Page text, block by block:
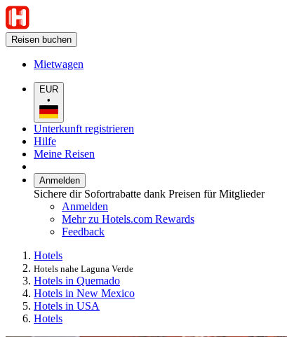
Reisen buchen
Mietwagen
EUR
•
Unterkunft registrieren
Hilfe
Meine Reisen
Anmelden
Sichere dir Sofortrabatte dank Preisen für Mitglieder
Anmelden
Mehr zu Hotels.com Rewards
Feedback
Hotels
Hotels nahe Laguna Verde
Hotels in Quemado
Hotels in New Mexico
Hotels in USA
Hotels